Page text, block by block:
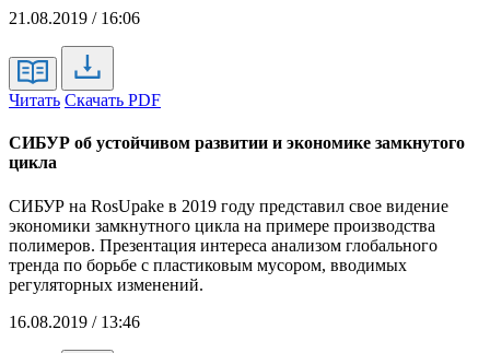
21.08.2019 / 16:06
Читать Скачать PDF
СИБУР об устойчивом развитии и экономике замкнутого
цикла
СИБУР на RosUpake в 2019 году представил свое видение
экономики замкнутного цикла на примере производства
полимеров. Презентация интереса анализом глобального
тренда по борьбе с пластиковым мусором, вводимых
регуляторных изменений.
16.08.2019 / 13:46